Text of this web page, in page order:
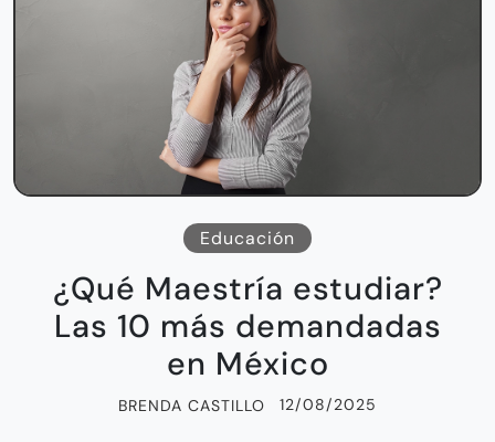
Educación
¿Qué Maestría estudiar?
Las 10 más demandadas
en México
BRENDA CASTILLO 12/08/2025